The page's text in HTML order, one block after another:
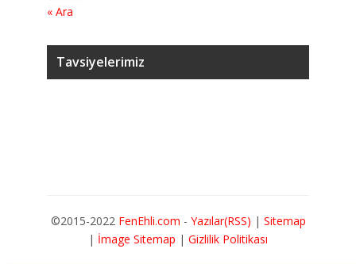
« Ara
Tavsiyelerimiz
©2015-2022 FenEhli.com - Yazılar(RSS) | Sitemap
| İmage Sitemap | Gizlilik Politikası